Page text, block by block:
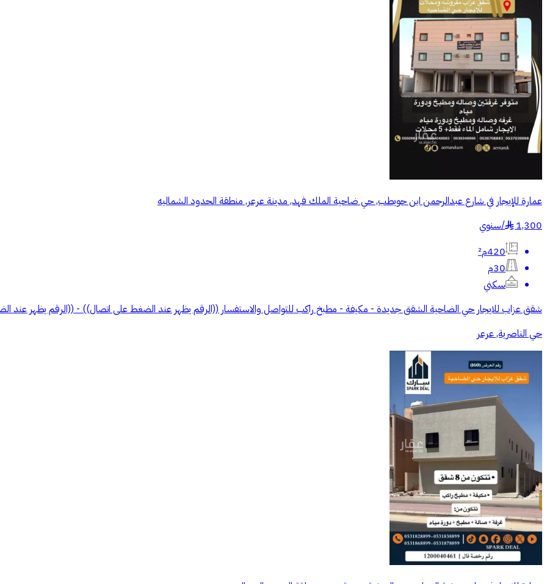
عمارة للإيجار في شارع عبدالرحمن ابن حويطب, حي ضاحية الملك فهد, مدينة عرعر, منطقة الحدود الشماليه
1,300
§
/سنوي
420م²
30م
سكني
شقق عزاب للايجار حي الضاحية الشقق جديدة - مكيفة - مطبخ راكب للتواصل والاستفسار ((الرقم يظهر عند الضغط على اتصال)) - ((الرقم يظهر عند
حي الناصرية, عرعر